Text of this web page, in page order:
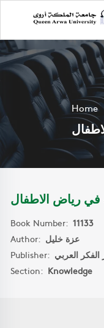
Home
في رياض الاطفال
Book Number: 11133
Author: عزة خليل
Publisher: الفكر العربي
Section: Knowledge